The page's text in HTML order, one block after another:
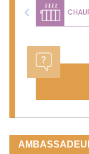
Previous